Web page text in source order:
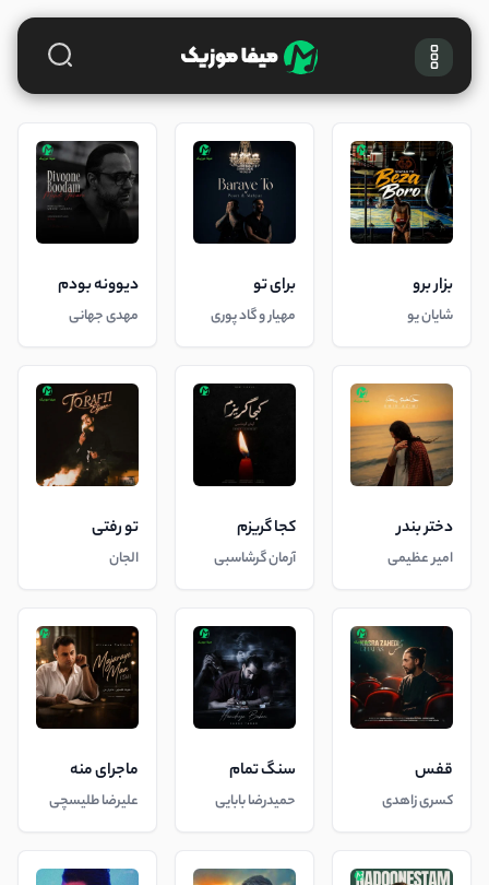
بزار برو
شایان یو
برای تو
مهیار و گاد پوری
دیوونه بودم
مهدی جهانی
دختر بندر
امیر عظیمی
کجا گریزم
آرمان گرشاسبی
تو رفتی
الجان
قفس
کسری زاهدی
سنگ تمام
حمیدرضا بابایی
ماجرای منه
علیرضا طلیسچی